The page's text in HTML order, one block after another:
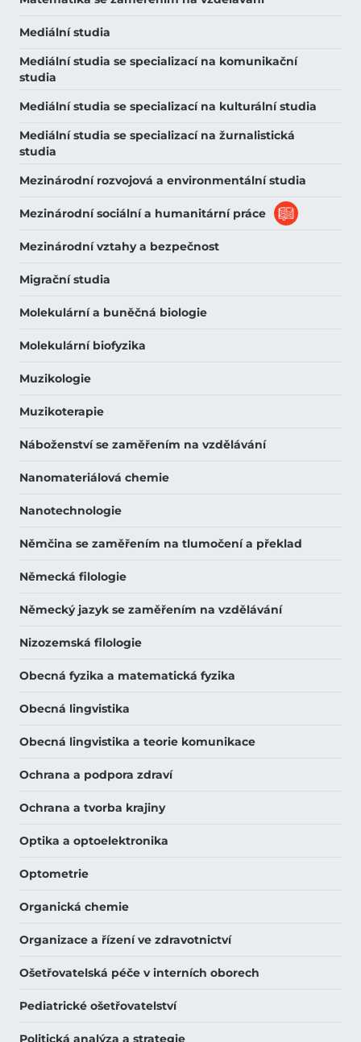
Mediální studia
Mediální studia se specializací na komunikační
studia
Mediální studia se specializací na kulturální studia
Mediální studia se specializací na žurnalistická
studia
Mezinárodní rozvojová a environmentální studia
Mezinárodní sociální a humanitární práce
Mezinárodní vztahy a bezpečnost
Migrační studia
Molekulární a buněčná biologie
Molekulární biofyzika
Muzikologie
Muzikoterapie
Náboženství se zaměřením na vzdělávání
Nanomateriálová chemie
Nanotechnologie
Němčina se zaměřením na tlumočení a překlad
Německá filologie
Německý jazyk se zaměřením na vzdělávání
Nizozemská filologie
Obecná fyzika a matematická fyzika
Obecná lingvistika
Obecná lingvistika a teorie komunikace
Ochrana a podpora zdraví
Ochrana a tvorba krajiny
Optika a optoelektronika
Optometrie
Organická chemie
Organizace a řízení ve zdravotnictví
Ošetřovatelská péče v interních oborech
Pediatrické ošetřovatelství
Politická analýza a strategie